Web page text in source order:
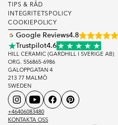
TIPS & RÅD
INTEGRITETSPOLICY
COOKIEPOLICY
Google Reviews4.8
Trustpilot4.6
HILL CERAMIC (GARDHILL I SVERIGE AB)
ORG. 556865-6986
GALOPPGATAN 4
213 77 MALMÖ
SWEDEN
+46406083480
KONTAKTA OSS